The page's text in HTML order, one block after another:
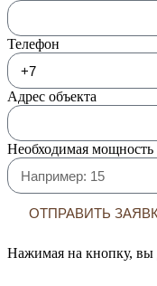
Телефон
Адрес объекта
Необходимая мощность
ОТПРАВИТЬ
Нажимая на кнопку, вы